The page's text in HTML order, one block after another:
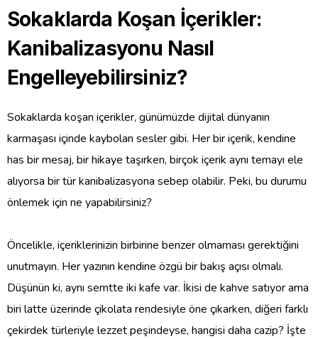
Sokaklarda Koşan İçerikler:
Kanibalizasyonu Nasıl
Engelleyebilirsiniz?
Sokaklarda koşan içerikler, günümüzde dijital dünyanın
karmaşası içinde kaybolan sesler gibi. Her bir içerik, kendine
has bir mesaj, bir hikaye taşırken, birçok içerik aynı temayı ele
alıyorsa bir tür kanibalizasyona sebep olabilir. Peki, bu durumu
önlemek için ne yapabilirsiniz?
Öncelikle, içeriklerinizin birbirine benzer olmaması gerektiğini
unutmayın. Her yazının kendine özgü bir bakış açısı olmalı.
Düşünün ki, aynı semtte iki kafe var. İkisi de kahve satıyor ama
biri latte üzerinde çikolata rendesiyle öne çıkarken, diğeri farklı
çekirdek türleriyle lezzet peşindeyse, hangisi daha cazip? İşte